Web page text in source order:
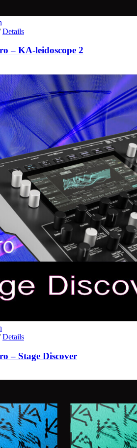
Details
– KA-leidoscope 2
Details
– Stage Discover